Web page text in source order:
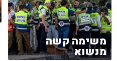
משימה קשה
מנשוא